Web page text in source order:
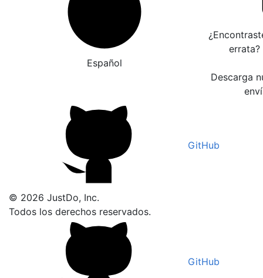
Español
errata?
Descarga
GitHub
© 2026 JustDo, Inc.
Todos los derechos reservados.
GitHub